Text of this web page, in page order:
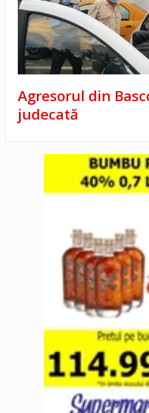
Agresorul din
judecată